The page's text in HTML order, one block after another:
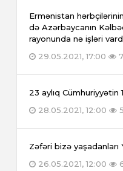
Ermənistan
də Azərbaycanın
rayonunda nə işləri
29.05.2021, 17:00
23 aylıq Cümhuriyyətin
28.05.2021, 12:00
Zəfəri bizə yaşadanları
26.05.2021, 12:00